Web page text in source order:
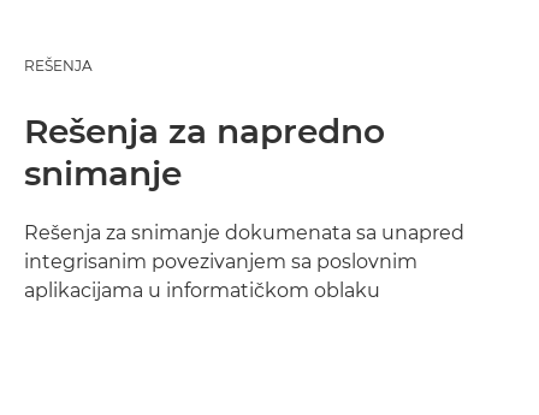
REŠENJA
Rešenja za napredno
snimanje
Rešenja za snimanje dokumenata sa unapred
integrisanim povezivanjem sa poslovnim
aplikacijama u informatičkom oblaku